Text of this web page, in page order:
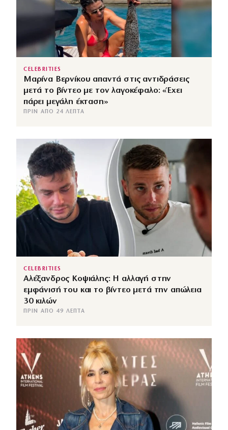
CELEBRITIES
Μαρίνα Βερνίκου απαντά στις αντιδράσεις
μετά το βίντεο με τον λαγοκέφαλο: «Έχει
πάρει μεγάλη έκταση»
ΠΡΙΝ ΑΠΌ 24 ΛΕΠΤΆ
CELEBRITIES
Αλέξανδρος Κοψιάλης: Η αλλαγή στην
εμφάνισή του και το βίντεο μετά την απώλεια
30 κιλών
ΠΡΙΝ ΑΠΌ 49 ΛΕΠΤΆ